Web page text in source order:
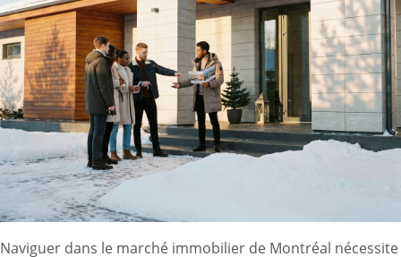
Naviguer dans le marché immobilier de Montréal nécessite